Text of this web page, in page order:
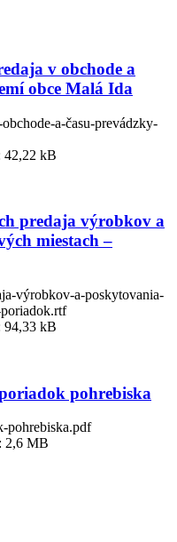
v obchode a
obce Malá Ida
a-času-prevádzky-
42,22 kB
predaja výrobkov a
miestach –
výrobkov-a-poskytovania-
94,33 kB
pohrebiska
pohrebiska.pdf
2,6 MB